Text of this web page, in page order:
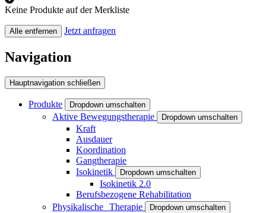
Keine Produkte auf der Merkliste
Alle entfernen Jetzt anfragen
Navigation
Hauptnavigation schließen
Produkte Dropdown umschalten
Aktive Bewegungstherapie Dropdown umschalten
Kraft
Ausdauer
Koordination
Gangtherapie
Isokinetik
Dropdown umschalten
Isokinetik 2.0
Berufsbezogene Rehabilitation
Physikalische Therapie
Dropdown umschalten